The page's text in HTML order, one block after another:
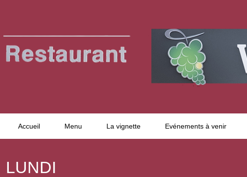
Accueil Menu La vignette Evénements à venir
LUNDI